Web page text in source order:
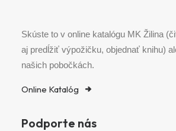
Skúste to v online katalógu MK Žilina
aj predĺžiť výpožičku, objednať knihu)
našich pobočkách.
Online Katalóg
Podporte nás